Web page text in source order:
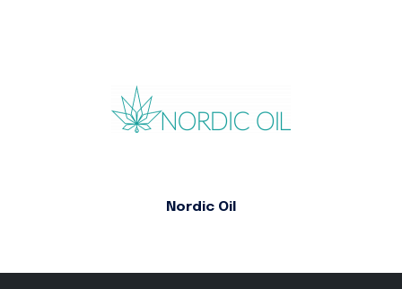
Nordic Oil